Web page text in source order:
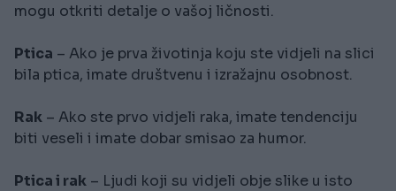
mogu otkriti detalje o vašoj ličnosti.
Ptica – Ako je prva životinja koju ste vidjeli na slici
bila ptica, imate društvenu i izražajnu osobnost.
Rak – Ako ste prvo vidjeli raka, imate tendenciju
biti veseli i imate dobar smisao za humor.
Ptica i rak – Ljudi koji su vidjeli obje slike u isto